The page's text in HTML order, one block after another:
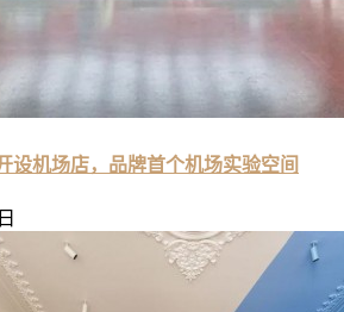
设机场店，品牌首个机场实验空间